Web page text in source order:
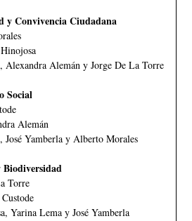
y Convivencia Ciudadana
Alemán y Jorge De La Torre
Social
Alemán
Yamberla y Alberto Morales
Torre
Yarina Lema y José Yamberla